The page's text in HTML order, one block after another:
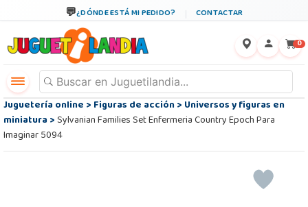
¿DÓNDE ESTÁ MI PEDIDO? CONTACTAR
0
Juguetería online>Figuras de acción>Universos y figuras en
miniatura>Sylvanian Families Set Enfermeria Country Epoch Para
Imaginar 5094